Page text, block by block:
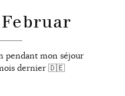
pendant mon séjour
dernier 🇩🇪